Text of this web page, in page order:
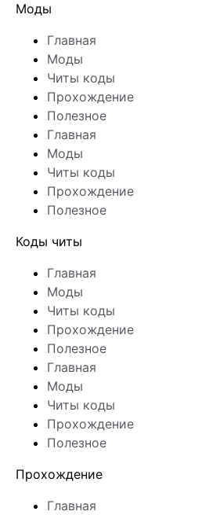
Моды
Главная
Моды
Читы коды
Прохождение
Полезное
Главная
Моды
Читы коды
Прохождение
Полезное
Коды читы
Главная
Моды
Читы коды
Прохождение
Полезное
Главная
Моды
Читы коды
Прохождение
Полезное
Прохождение
Главная